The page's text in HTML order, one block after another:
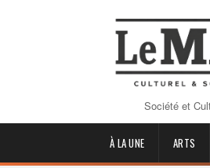
Société et
À LA UNE ARTS